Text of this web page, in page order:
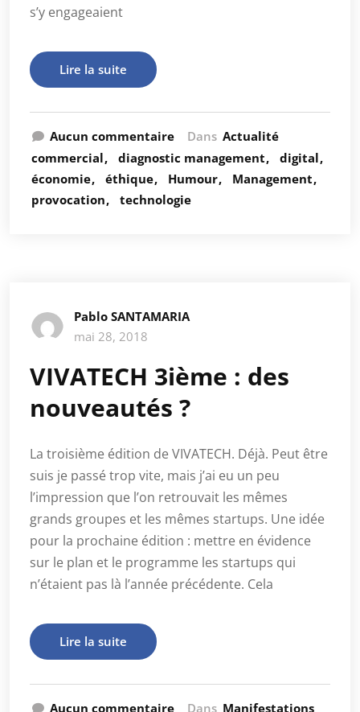
s’y engageaient
Lire la suite
Aucun commentaire Dans Actualité
commercial
diagnostic management
digital
économie
éthique Humour
Management
provocation
technologie
Pablo SANTAMARIA
mai 28, 2018
VIVATECH 3ième : des
nouveautés ?
La troisième édition de VIVATECH. Déjà. Peut être
suis je passé trop vite, mais j’ai eu un peu
l’impression que l’on retrouvait les mêmes
grands groupes et les mêmes startups. Une idée
pour la prochaine édition : mettre en évidence
sur le plan et le programme les startups qui
n’étaient pas là l’année précédente. Cela
Lire la suite
Aucun commentaire Dans Manifestations